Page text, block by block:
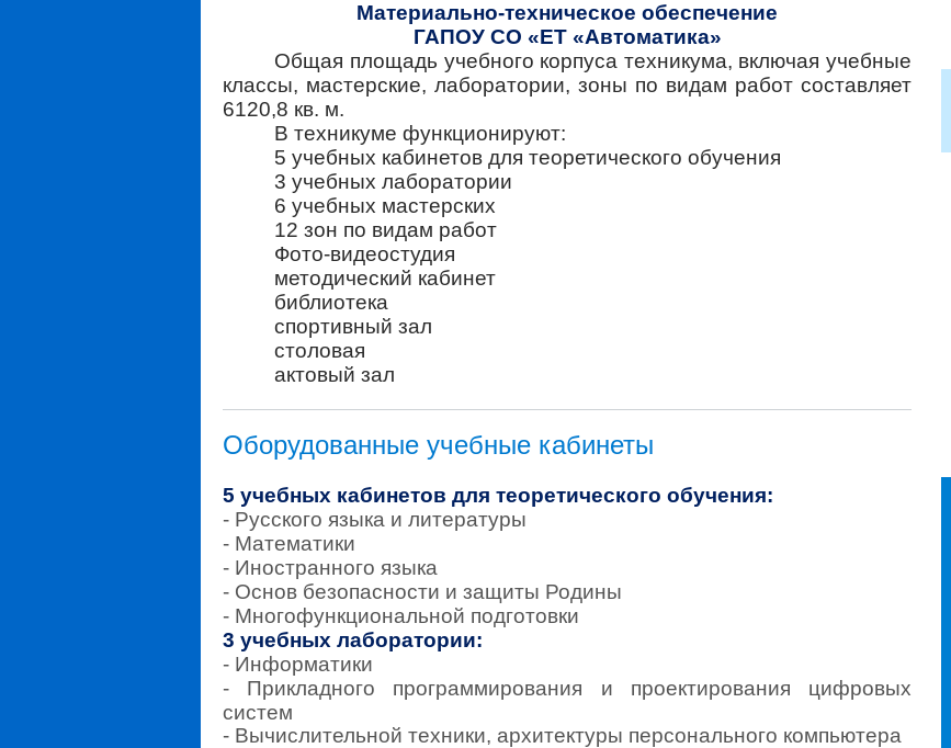
Материально-техническое обеспечение
ГАПОУ СО «ЕТ «Автоматика»
Общая площадь учебного корпуса техникума, включая учебные
классы, мастерские, лаборатории, зоны по видам работ составляет
6120,8 кв. м.
В техникуме функционируют:
5 учебных кабинетов для теоретического обучения
3 учебных лаборатории
6 учебных мастерских
12 зон по видам работ
Фото-видеостудия
методический кабинет
библиотека
спортивный зал
столовая
актовый зал
Оборудованные учебные кабинеты
5 учебных кабинетов для теоретического обучения:
- Русского языка и литературы
- Математики
- Иностранного языка
- Основ безопасности и защиты Родины
- Многофункциональной подготовки
3 учебных лаборатории:
- Информатики
- Прикладного программирования и проектирования цифровых
систем
- Вычислительной техники, архитектуры персонального компьютера